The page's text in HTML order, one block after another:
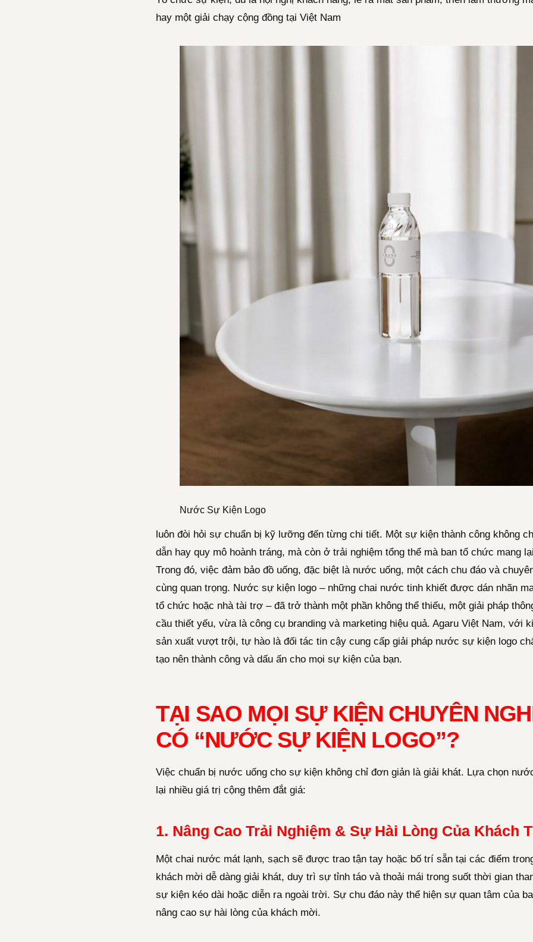
hay một giải chạy cộng đồng tại Việt Nam
Nước Sự Kiện Logo
luôn đòi hỏi sự chuẩn bị kỹ lưỡng đến từng chi tiết. Một sự kiện thành công không
dẫn hay quy mô hoành tráng, mà còn ở trải nghiệm tổng thể mà ban tổ chức mang
Trong đó, việc đảm bảo đồ uống, đặc biệt là nước uống, một cách chu đáo và
cùng quan trọng. Nước sự kiện logo – những chai nước tinh khiết được dán nhãn
tổ chức hoặc nhà tài trợ – đã trở thành một phần không thể thiếu, một giải pháp
cầu thiết yếu, vừa là công cụ branding và marketing hiệu quả. Agaru Việt Nam, với
sản xuất vượt trội, tự hào là đối tác tin cậy cung cấp giải pháp nước sự kiện logo
tạo nên thành công và dấu ấn cho mọi sự kiện của bạn.
TẠI SAO MỌI SỰ KIỆN CHUYÊN
CÓ “NƯỚC SỰ KIỆN LOGO”?
Việc chuẩn bị nước uống cho sự kiện không chỉ đơn giản là giải khát. Lựa chọn
lại nhiều giá trị cộng thêm đắt giá:
1. Nâng Cao Trải Nghiệm & Sự Hài Lòng Của Khách
Một chai nước mát lạnh, sạch sẽ được trao tận tay hoặc bố trí sẵn tại các điểm
khách mời dễ dàng giải khát, duy trì sự tỉnh táo và thoải mái trong suốt thời gian
sự kiện kéo dài hoặc diễn ra ngoài trời. Sự chu đáo này thể hiện sự quan tâm của
nâng cao sự hài lòng của khách mời.